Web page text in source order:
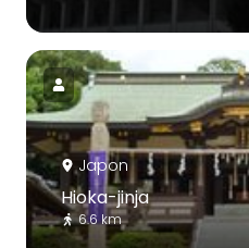
Japon
Hioka-jinja
6.6 km